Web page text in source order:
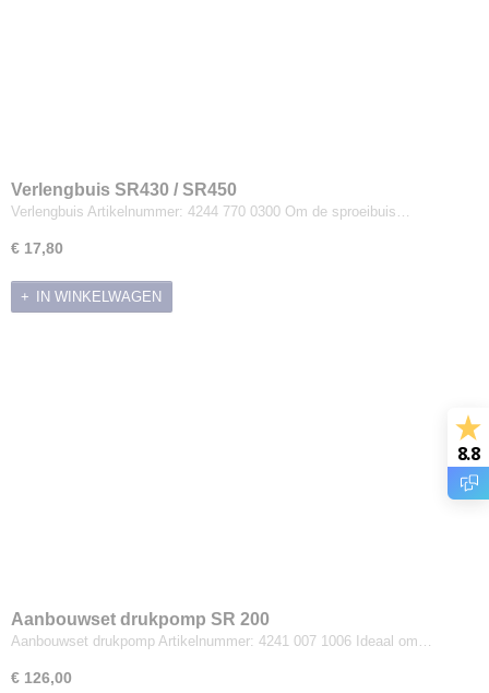
Verlengbuis SR430 / SR450
Verlengbuis Artikelnummer: 4244 770 0300 Om de sproeibuis…
€ 17,80
IN WINKELWAGEN
Aanbouwset drukpomp SR 200
Aanbouwset drukpomp Artikelnummer: 4241 007 1006 Ideaal om…
€ 126,00
8.8